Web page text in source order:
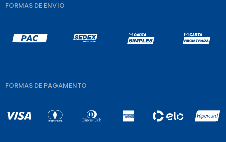
FORMAS DE ENVIO
FORMAS DE PAGAMENTO